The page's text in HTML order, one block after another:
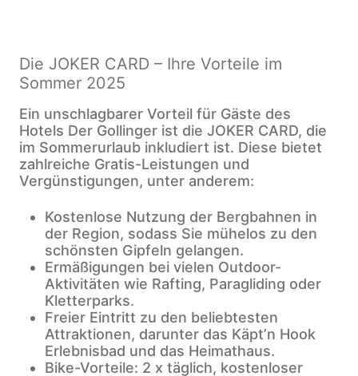
Die JOKER CARD – Ihre Vorteile im
Sommer 2025
Ein unschlagbarer Vorteil für Gäste des
Hotels Der Gollinger ist die JOKER CARD, die
im Sommerurlaub inkludiert ist. Diese bietet
zahlreiche Gratis-Leistungen und
Vergünstigungen, unter anderem:
Kostenlose Nutzung der Bergbahnen in
der Region, sodass Sie mühelos zu den
schönsten Gipfeln gelangen.
Ermäßigungen bei vielen Outdoor-
Aktivitäten wie Rafting, Paragliding oder
Kletterparks.
Freier Eintritt zu den beliebtesten
Attraktionen, darunter das Käpt’n Hook
Erlebnisbad und das Heimathaus.
Bike-Vorteile: 2 x täglich, kostenloser